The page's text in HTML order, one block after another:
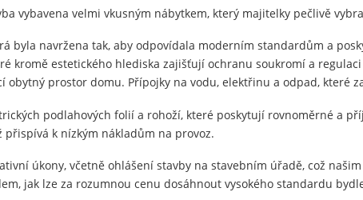
vybavena velmi vkusným nábytkem, který majitelky pečlivě
byla navržena tak, aby odpovídala moderním standardům a
kromě estetického hlediska zajišťují ochranu soukromí a
obytný prostor domu. Přípojky na vodu, elektřinu a odpad, které
podlahových folií a rohoží, které poskytují rovnoměrné a
k nízkým nákladům na provoz.
úkony, včetně ohlášení stavby na stavebním úřadě, což
jak lze za rozumnou cenu dosáhnout vysokého standardu